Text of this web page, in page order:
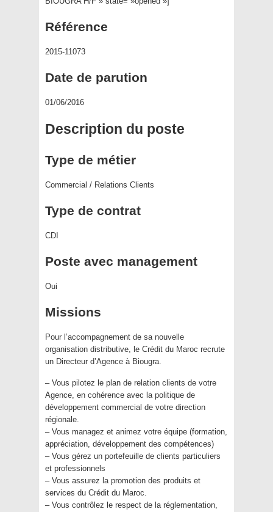
Référence
2015-11073
Date de parution
01/06/2016
Description du poste
Type de métier
Commercial / Relations Clients
Type de contrat
CDI
Poste avec management
Oui
Missions
Pour l’accompagnement de sa nouvelle
organisation distributive, le Crédit du Maroc recrute
un Directeur d’Agence à Biougra.
– Vous pilotez le plan de relation clients de votre
Agence, en cohérence avec la politique de
développement commercial de votre direction
régionale.
– Vous managez et animez votre équipe (formation,
appréciation, développement des compétences)
– Vous gérez un portefeuille de clients particuliers
et professionnels
– Vous assurez la promotion des produits et
services du Crédit du Maroc.
– Vous contrôlez le respect de la réglementation,